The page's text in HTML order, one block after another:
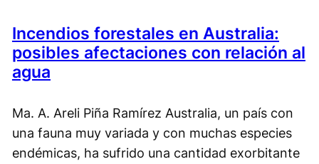
Incendios forestales en Australia:
posibles afectaciones con relación al
agua
Ma. A. Areli Piña Ramírez Australia, un país con
una fauna muy variada y con muchas especies
endémicas, ha sufrido una cantidad exorbitante